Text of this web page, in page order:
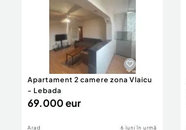
Apartament 2 camere zona Vlaicu
- Lebada
69.000 eur
Arad 6 luni în urmă